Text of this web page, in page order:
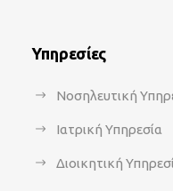
Υπηρεσίες
Νοσηλευτική
Ιατρική Υπηρεσία
Διοικητική